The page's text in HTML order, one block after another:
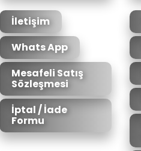
İletişim
Whats App
Mesafeli Satış
Sözleşmesi
İptal / İade
Formu